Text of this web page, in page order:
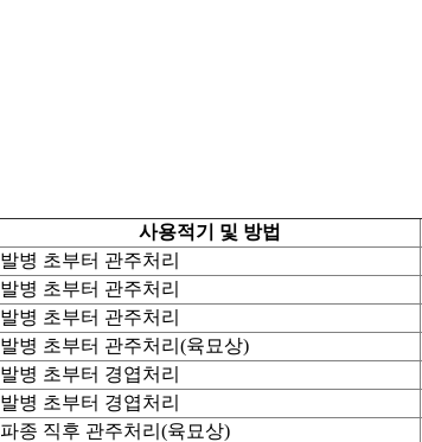
사용적기 및 방법
발병 초부터 관주처리
발병 초부터 관주처리
발병 초부터 관주처리
발병 초부터 관주처리(육묘상)
발병 초부터 경엽처리
발병 초부터 경엽처리
파종 직후 관주처리(육묘상)